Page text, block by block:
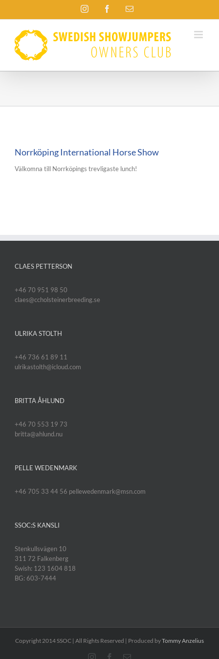
InstagramFacebook
E-
Norrköping International Horse Show
Välkomna till Norrköpings trevligaste lunch!
CLAES PETTERSON
+46 70 951 98 50
claes@ccholsteinerbreeding.se
ULRIKA STOLTH
+46 736 61 89 11
ulrikastolth@icloud.com
BRITTA ÅHLUND
+46 70 553 19 73
britta@ahlund.nu
PELLE WEDENMARK
+46 705 33 44 56 pellewedenmark@msn.com
SSOC:S KANSLI
Stenkullsvägen 10
311 72 Falkenberg
Swish: 123 1604 818
BG: 603-7444
Copyright 2014 SSOC | All Rights Reserved | Produced byTommy Anzelius
InstagramFacebook
E-